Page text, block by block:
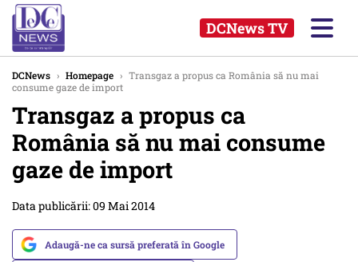
DCNews TV
DCNews › Homepage › Transgaz a propus ca România să nu mai
consume gaze de import
Transgaz a propus ca
România să nu mai consume
gaze de import
Data publicării: 09 Mai 2014
Adaugă-ne ca sursă preferată în Google